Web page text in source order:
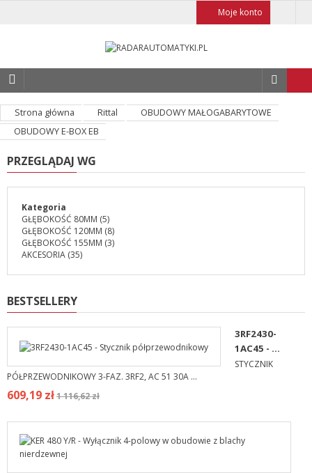
Moje konto
Strona główna Rittal
OBUDOWY MAŁOGABARYTOWE
OBUDOWY E-BOX EB
PRZEGLĄDAJ WG
Kategoria
GŁĘBOKOŚĆ 80MM (5)
GŁĘBOKOŚĆ 120MM (8)
GŁĘBOKOŚĆ 155MM (3)
AKCESORIA (35)
BESTSELLERY
3RF2430-
1AC45 - ...
STYCZNIK
PÓŁPRZEWODNIKOWY 3-FAZ. 3RF2, AC 51 30A ...
609,19 zł1 116,62 zł